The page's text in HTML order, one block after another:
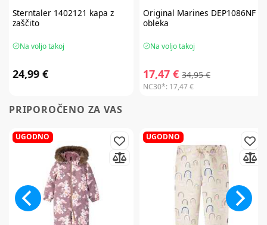
Sterntaler1402121 kapa z
zaščito
Na voljo takoj
24,99 €
Original Marines DEP1086NF
obleka
Na voljo takoj
17,47 € 34,95 €
NC30*: 17,47 €
PRIPOROČENO ZA VAS
UGODNO UGODNO